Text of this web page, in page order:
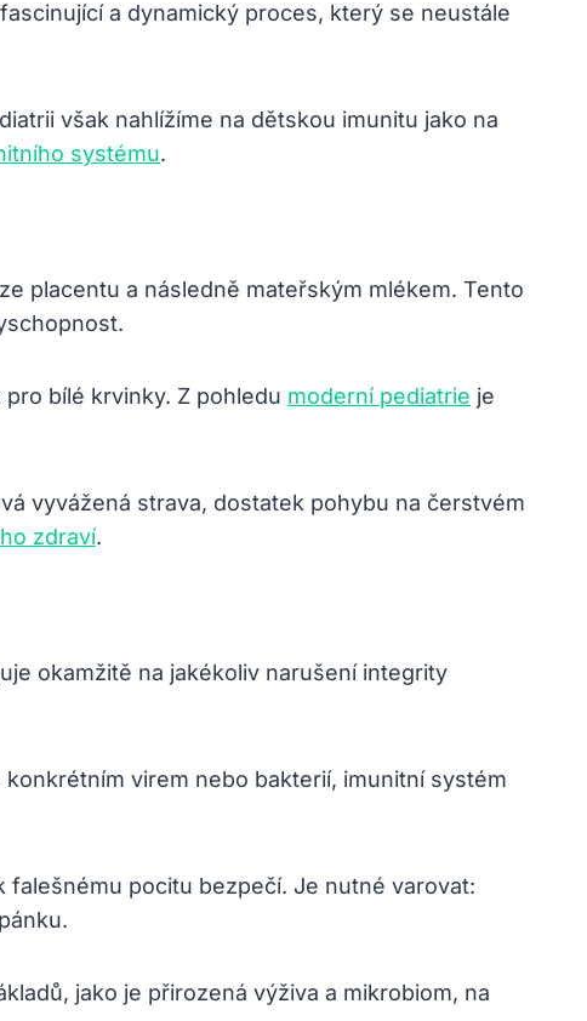
a dynamický proces, který se neustále
však nahlížíme na dětskou imunitu jako na
systému.
placentu a následně mateřským mlékem. Tento
bílé krvinky. Z pohledu moderní pediatrie je
vyvážená strava, dostatek pohybu na čerstvém
zdraví.
okamžitě na jakékoliv narušení integrity
virem nebo bakterií, imunitní systém
pocitu bezpečí. Je nutné varovat:
jako je přirozená výživa a mikrobiom, na